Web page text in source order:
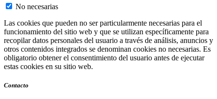
No necesarias
Las cookies que pueden no ser particularmente necesarias para el
funcionamiento del sitio web y que se utilizan específicamente para
recopilar datos personales del usuario a través de análisis, anuncios y
otros contenidos integrados se denominan cookies no necesarias. Es
obligatorio obtener el consentimiento del usuario antes de ejecutar
estas cookies en su sitio web.
Contacto